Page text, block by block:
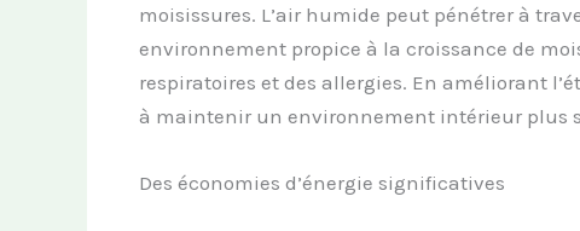
moisissures. L’air humide peut pénétrer à
environnement propice à la croissance de
respiratoires et des allergies. En améliorant
à maintenir un environnement intérieur plus
Des économies d’énergie significatives